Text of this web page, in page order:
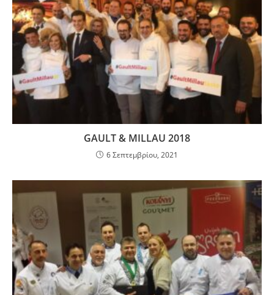
GAULT & MILLAU 2018
6 Σεπτεμβρίου, 2021